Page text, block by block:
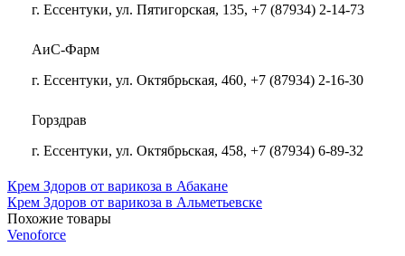
г. Ессентуки, ул. Пятигорская, 135, +7 (87934) 2-14-73
АиС-Фарм
г. Ессентуки, ул. Октябрьская, 460, +7 (87934) 2-16-30
Горздрав
г. Ессентуки, ул. Октябрьская, 458, +7 (87934) 6-89-32
Крем Здоров от варикоза в Абакане
Крем Здоров от варикоза в Альметьевске
Похожие товары
Venoforce